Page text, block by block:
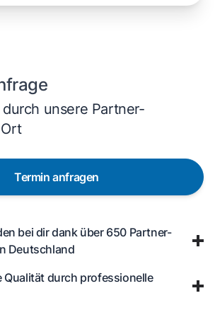
unsere Partner-
Termin anfragen
bei dir dank über 650 Partner-
Deutschland
Qualität durch professionelle